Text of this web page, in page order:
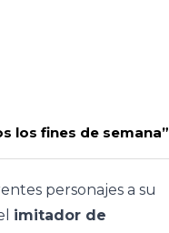
los fines de semana”
personajes a su
imitador de